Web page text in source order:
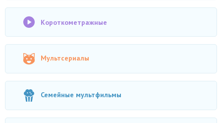
Короткометражные
Мультсериалы
Семейные мультфильмы